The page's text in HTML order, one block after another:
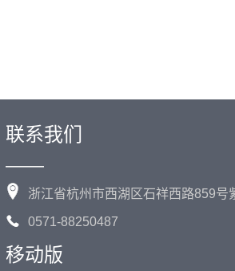
联系我们
——
浙江省杭州市西湖区石祥西路859号
0571-88250487
移动版